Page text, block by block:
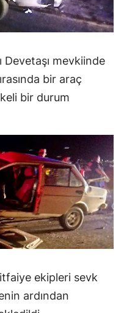
Devetaşı mevkiinde
bir araç
bir durum
ekipleri sevk
ardından